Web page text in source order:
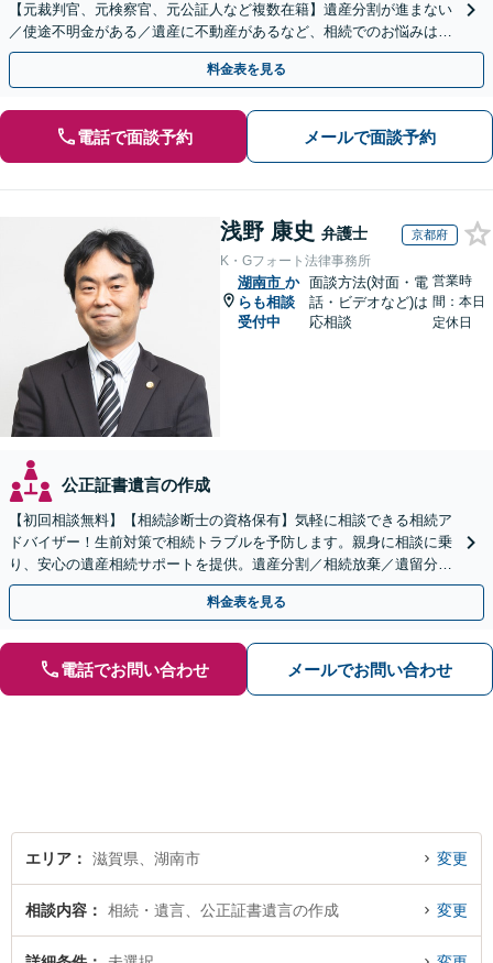
【元裁判官、元検察官、元公証人など複数在籍】遺産分割が進まない
／使途不明金がある／遺産に不動産があるなど、相続でのお悩みはご
相談ください【他士業連携で登記・税も対応】
料金表を見る
電話で面談予約 メールで面談予約
浅野 康史 弁護士 京都府
K・Gフォート法律事務所
湖南市 か
らも相談
受付中
面談方法(対面・電
話・ビデオなど)は
応相談
営業時
間：本日
定休日
公正証書遺言の作成
【初回相談無料】【相続診断士の資格保有】気軽に相談できる相続ア
ドバイザー！生前対策で相続トラブルを予防します。親身に相談に乗
り、安心の遺産相続サポートを提供。遺産分割／相続放棄／遺留分も
お任せ！【出張サポート】【完全個室】【丸太町駅6分】
料金表を見る
電話でお問い合わせ メールでお問い合わせ
エリア 滋賀県、湖南市 変更
相談内容 相続・遺言、公正証書遺言の作成 変更